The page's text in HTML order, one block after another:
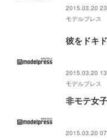
2015.03.20
モデルプレス
彼をドキ
2015.03.20
モデルプレス
非モテ女
2015.03.20